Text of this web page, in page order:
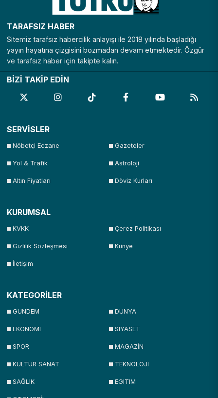
Sinop Şırnak
Tekirdağ Tokat
Uşak Van Yalova Yozgat
TARAFSIZ HABER
Sitemiz tarafsız habercilik anlayışı ile 2018 yılında başladığı
yayın hayatına çizgisini bozmadan devam etmektedir. Özgür
ve tarafsız haber için takipte kalın.
BİZİ TAKİP EDİN
SERVİSLER
Nöbetçi Eczane Gazeteler
Yol & Trafik Astroloji
Altın Fiyatları Döviz Kurları
KURUMSAL
KVKK Çerez Politikası
Gizlilik Sözleşmesi Künye
İletişim
KATEGORİLER
GUNDEM DÜNYA
EKONOMI SIYASET
SPOR MAGAZİN
KULTUR SANAT TEKNOLOJI
SAĞLIK EGITIM